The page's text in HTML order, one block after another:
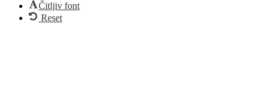
Čitljiv font
Reset